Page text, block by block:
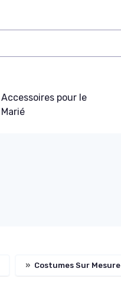
Accessoires pour le
Marié
» Costumes Sur Mesure